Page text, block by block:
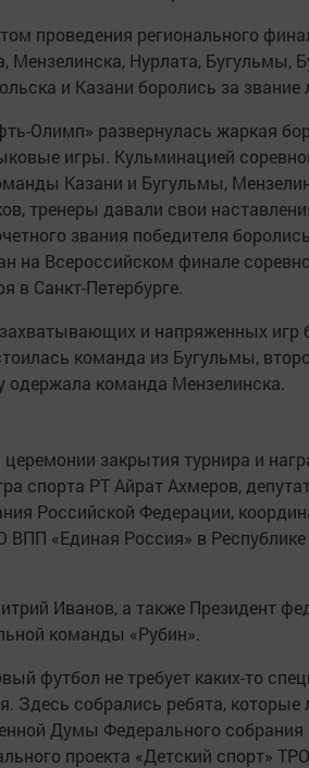
проведения регионального
Мензелинска, Нурлата, Бугульмы,
и Казани боролись за звание
Олимп» развернулась жаркая
игры. Кульминацией
Казани и Бугульмы,
тренеры давали свои
звания победителя
на Всероссийском финале
в Санкт-Петербурге.
и напряженных игр
команда из Бугульмы,
одержала команда Мензелинска.
закрытия турнира и
спорта РТ Айрат Ахмеров,
Российской Федерации,
ВПП «Единая Россия» в
Иванов, а также Президент
команды «Рубин».
футбол не требует каких-то
Здесь собрались ребята,
Думы Федерального
проекта «Детский спорт»